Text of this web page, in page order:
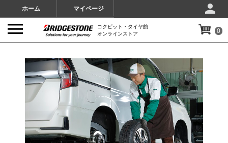
ホーム マイページ
コクピット・タイヤ館
オンラインストア
0